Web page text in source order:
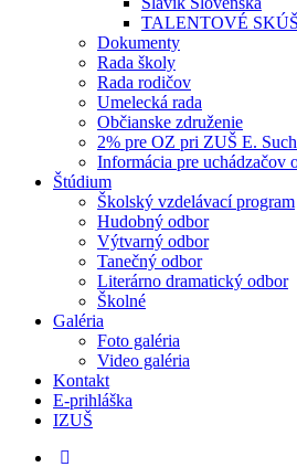
TALENTOVÉ
Dokumenty
Rada školy
Rada rodičov
Umelecká rada
Občianske združenie
2% pre OZ pri ZUŠ E.
Informácia pre uchádzačov
Štúdium
Školský vzdelávací program
Hudobný odbor
Výtvarný odbor
Tanečný odbor
Literárno dramatický odbor
Školné
Galéria
Foto galéria
Video galéria
Kontakt
E-prihláška
IZUŠ